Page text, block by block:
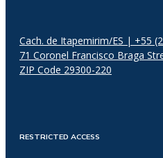
Cach. de Itapemirim/ES | +55
71 Coronel Francisco Braga
ZIP Code 29300-220
RESTRICTED ACCESS